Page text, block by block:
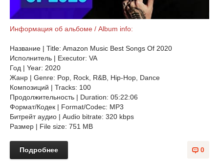
Информация об альбоме / Album info:
Название | Title: Amazon Music Best Songs Of 2020
Исполнитель | Executor: VA
Год | Year: 2020
Жанр | Genre: Pop, Rock, R&B, Hip-Hop, Dance
Композиций | Tracks: 100
Продолжительность | Duration: 05:22:06
Формат/Кодек | Format/Codec: MP3
Битрейт аудио | Audio bitrate: 320 kbps
Размер | File size: 751 MB
0
Подробнее